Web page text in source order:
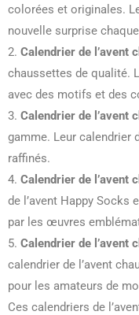
colorées et originales.
nouvelle surprise
2. Calendrier de l’avent
chaussettes de qualité.
avec des motifs et des
3. Calendrier de l’avent
gamme. Leur calendrier
raffinés.
4. Calendrier de l’avent
de l’avent Happy
par les œuvres
5. Calendrier de l’avent
calendrier de l’avent
pour les amateurs de
Ces calendriers de